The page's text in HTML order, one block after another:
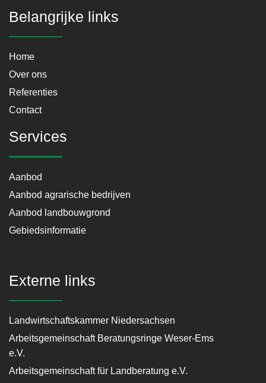
Belangrijke links
Home
Over ons
Referenties
Contact
Services
Aanbod
Aanbod agrarische bedrijven
Aanbod landbouwgrond
Gebiedsinformatie
Externe links
Landwirtschaftskammer Niedersachsen
Arbeitsgemeinschaft Beratungsringe Weser-Ems
e.V.
Arbeitsgemeinschaft für Landberatung e.V.